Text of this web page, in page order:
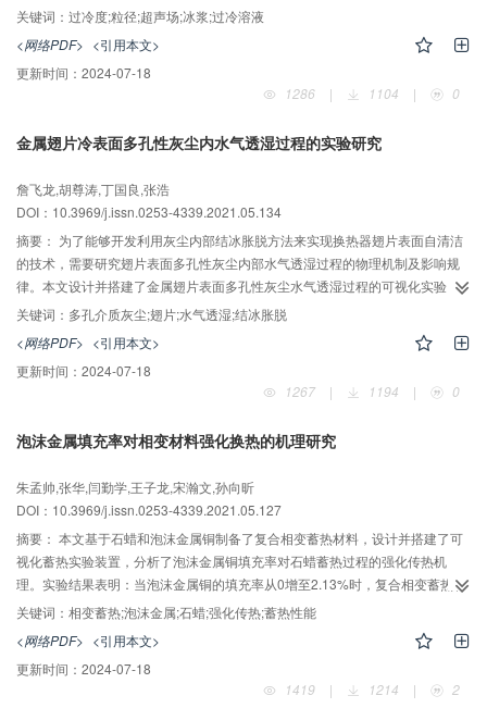
及粒径分布的影响。结果表明：一定功率和频率的超声场的引入可快速解除过
冷，使溶液在接近超声辐照温度下成核，且高功率、低频率的超声场更有利于
成核发生。当功率、频率、辐照温度分别在10.0~40.0 W、28~40 kHz及0~4.0
℃范围内，最佳超声场设置方案为超声功率40.0 W、频率28 kHz、辐照温度
2.0 ℃；超声场的施加可显著减小冰晶尺寸；随着成核后超声辐照时间的延长，
显著作用。
关键词： 过冷度;粒径;超声场;冰浆;过冷溶液
<网络PDF> <引用本文>
更新时间： 2024-07-18
1286
| 1104 | 0
金属翅片冷表面多孔性灰尘内水气透湿过程的实验研究
詹飞龙,胡尊涛,丁国良,张浩
DOI：10.3969/j.issn.0253-4339.2021.05.134
摘要： 为了能够开发利用灰尘内部结冰胀脱方法来实现换热器翅片表面自清洁
的技术，需要研究翅片表面多孔性灰尘内部水气透湿过程的物理机制及影响规
律。本文设计并搭建了金属翅片表面多孔性灰尘水气透湿过程的可视化实验
台，研究了金属冷板温度、灰尘样件厚度和入口湿空气相对湿度对多孔性灰尘
内水气冷凝量的影响，实验参数范围涵盖金属冷板温度5~7 ℃、灰尘样件厚度
3~8 mm、入口湿空气相对湿度15%~90%。结果表明：湿空气会优先通过由颗
粒物团聚体构成的间隙通道渗透至灰尘内部并引起灰尘团聚体形变。低的金属
冷板温度会提高灰尘内的水气冷凝速率，当金属冷板温度从7 ℃降至5 ℃时，
凝量，当灰尘样件的厚度由3 mm增至8 mm时，灰尘样件内的最大水气冷凝量
湿度低于30%时，多孔性灰尘内将不会发生水气冷凝现象。
关键词： 多孔介质灰尘;翅片;水气透湿;结冰胀脱
<网络PDF> <引用本文>
更新时间： 2024-07-18
1267
| 1194 | 0
泡沫金属填充率对相变材料强化换热的机理研究
朱孟帅,张华,闫勤学,王子龙,宋瀚文,孙向昕
DOI：10.3969/j.issn.0253-4339.2021.05.127
摘要： 本文基于石蜡和泡沫金属铜制备了复合相变蓄热材料，设计并搭建了可
视化蓄热实验装置，分析了泡沫金属铜填充率对石蜡蓄热过程的强化传热机
理。实验结果表明：当泡沫金属铜的填充率从0增至2.13%时，复合相变蓄热材
料的融化时间从901 s缩短至791 s，缩短了12.21%；当泡沫金属铜的填充率为
2.13%时，石蜡内部的温度梯度最小，为22.52 K。此外，随着泡沫金属铜填充
率的增加，复合相变蓄热材料的蓄热量从15 932 J减小至13 296 J，减少了
16.55%，蓄热速率先减小后增大，分别为18.41、18.33、18.64、19.13 J/s，
当泡沫金属铜的填充率为0.99%时，蓄热装置中石蜡的蓄热量为14 539 J，蓄热
关键词： 相变蓄热;泡沫金属;石蜡;强化传热;蓄热性能
<网络PDF> <引用本文>
更新时间： 2024-07-18
1419
| 1214 | 2